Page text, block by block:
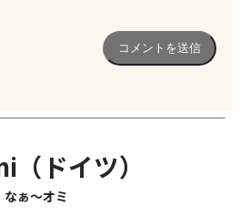
（ドイツ）
なぁ〜オミ